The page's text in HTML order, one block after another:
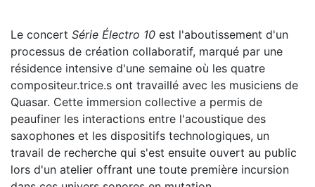
Le concert Série Électro 10 est l'aboutissement d'un
processus de création collaboratif, marqué par une
résidence intensive d'une semaine où les quatre
compositeur.trice.s ont travaillé avec les musiciens de
Quasar. Cette immersion collective a permis de
peaufiner les interactions entre l'acoustique des
saxophones et les dispositifs technologiques, un
travail de recherche qui s'est ensuite ouvert au public
lors d'un atelier offrant une toute première incursion